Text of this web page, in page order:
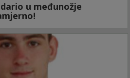
u međunožje